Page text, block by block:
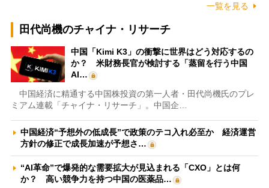
一覧を見る
田代尚機のチャイナ・リサーチ
中国「Kimi K3」の衝撃に世界はどう対応するの
か？ 米財務長官が検討する「蒸留を行う中国
AI…
中国経済に精通する中国株投資の第一人者・田代尚機氏のプレ
ミアム連載「チャイナ・リサーチ」。中国企…
中国経済“予想外の低成長”で政策のテコ入れ必至か 経済運営
方針の修正で成長加速が予想さ…
“AI革命”で爆発的な需要拡大が見込まれる「CXO」とは何
か？ 高い競争力を持つ中国の医薬品…